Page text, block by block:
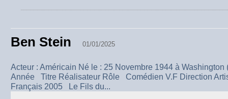
Ben Stein 01/01/2025
Acteur : Américain Né le : 25 Novembre 1944 à
Année Titre Réalisateur Rôle Comédien V.F Direction
Français 2005 Le Fils du...